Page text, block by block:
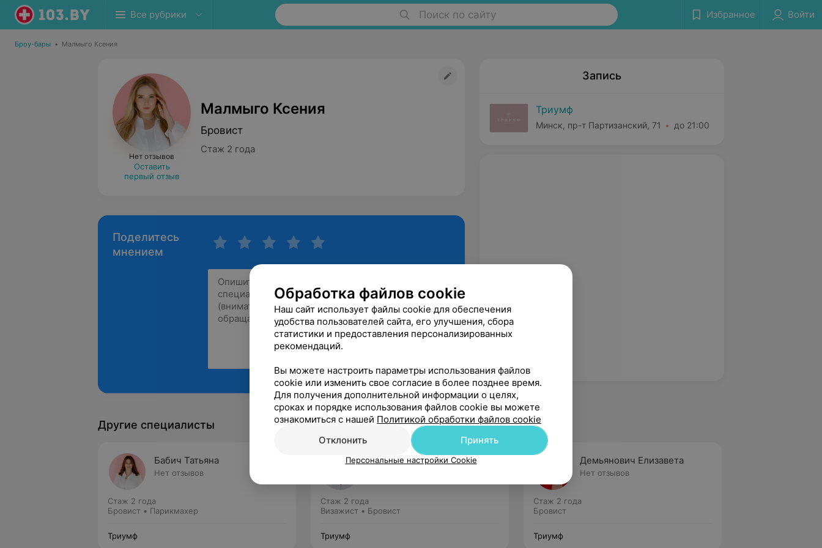
Все рубрики Поиск по сайту Избранное Войти
Броу-бары • Малмыго Ксения
Нет отзывов
Оставить
первый отзыв
Малмыго Ксения
Бровист
Стаж 2 года
Поделитесь
мнением
Запись
Триумф
Минск, пр-т Партизанский, 71 до 21:00
Другие специалисты
Бабич Татьяна
Нет отзывов
Стаж 2 года
Бровист • Парикмахер
Триумф
Костевич Кристина
Стаж 2 года
Визажист • Бровист
Триумф
Демьянович Елизавета
Нет отзывов
Стаж 2 года
Бровист
Триумф
Обработка файлов cookie
Наш сайт использует файлы cookie для обеспечения
удобства пользователей сайта, его улучшения, сбора
статистики и предоставления персонализированных
рекомендаций.
Вы можете настроить параметры использования файлов
cookie или изменить свое согласие в более позднее время.
Для получения дополнительной информации о целях,
сроках и порядке использования файлов cookie вы можете
ознакомиться с нашей Политикой обработки файлов cookie
Отклонить
Принять
Персональные настройки Cookie